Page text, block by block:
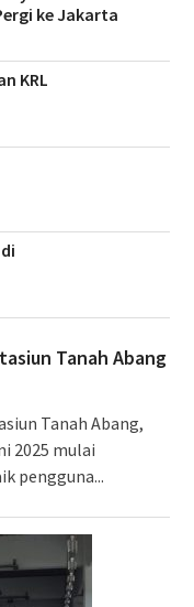
ke Jakarta
KRL
Tanah Abang
Tanah Abang,
2025 mulai
pengguna...